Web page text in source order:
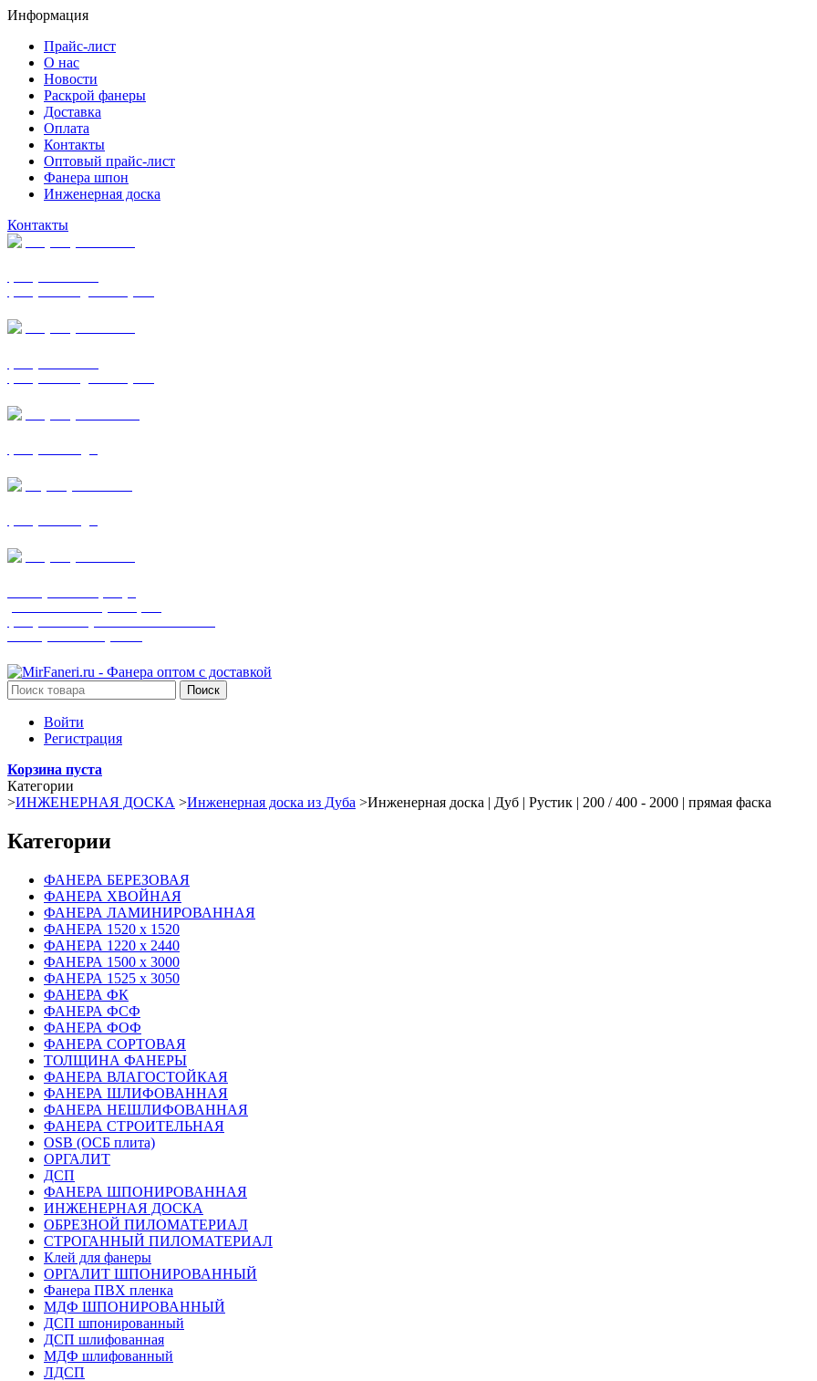
Информация
Прайс-лист
О нас
Новости
Раскрой фанеры
Доставка
Оплата
Контакты
Оптовый прайс-лист
Фанера шпон
Инженерная доска
Контакты
Поиск
Войти
Регистрация
Корзина пуста
Категории
>ИНЖЕНЕРНАЯ ДОСКА >Инженерная доска из Дуба >Инженерная доска | Дуб | Рустик | 200 / 400 - 2000 | прямая фаска
Категории
ФАНЕРА БЕРЕЗОВАЯ
ФАНЕРА ХВОЙНАЯ
ФАНЕРА ЛАМИНИРОВАННАЯ
ФАНЕРА 1520 х 1520
ФАНЕРА 1220 х 2440
ФАНЕРА 1500 х 3000
ФАНЕРА 1525 х 3050
ФАНЕРА ФК
ФАНЕРА ФСФ
ФАНЕРА ФОФ
ФАНЕРА СОРТОВАЯ
ТОЛЩИНА ФАНЕРЫ
ФАНЕРА ВЛАГОСТОЙКАЯ
ФАНЕРА ШЛИФОВАННАЯ
ФАНЕРА НЕШЛИФОВАННАЯ
ФАНЕРА СТРОИТЕЛЬНАЯ
OSB (ОСБ плита)
ОРГАЛИТ
ДСП
ФАНЕРА ШПОНИРОВАННАЯ
ИНЖЕНЕРНАЯ ДОСКА
ОБРЕЗНОЙ ПИЛОМАТЕРИАЛ
СТРОГАННЫЙ ПИЛОМАТЕРИАЛ
Клей для фанеры
ОРГАЛИТ ШПОНИРОВАННЫЙ
Фанера ПВХ пленка
МДФ ШПОНИРОВАННЫЙ
ДСП шпонированный
ДСП шлифованная
МДФ шлифованный
ЛДСП